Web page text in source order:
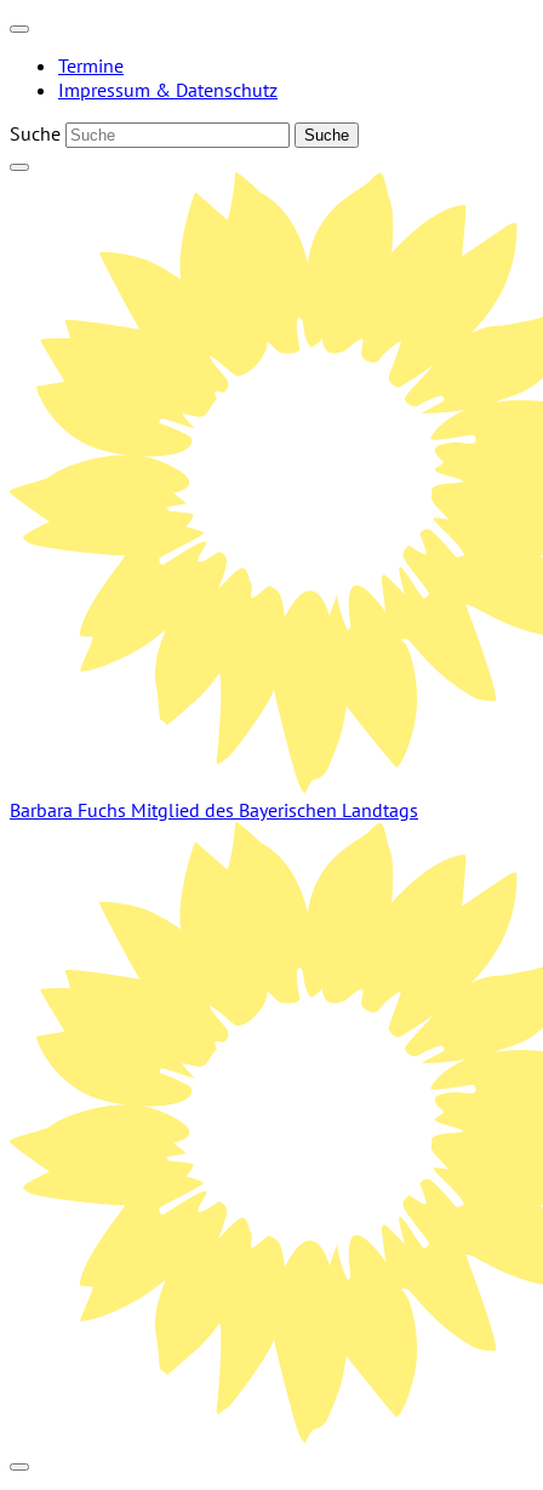
Weiter
Inhalt Termine
Impressum & Datenschutz
Suche
Barbara Fuchs Mitglied des Bayerischen Landtags